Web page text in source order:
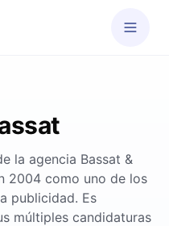
la agencia Bassat &
2004 como uno de los
publicidad. Es
múltiples candidaturas